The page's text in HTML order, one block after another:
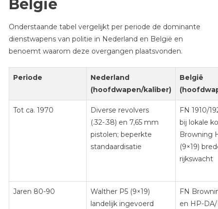
België
Onderstaande tabel vergelijkt per periode de dominante
dienstwapens van politie in Nederland en België en
benoemt waarom deze overgangen plaatsvonden.
Periode
Nederland
(hoofdwapen/kaliber)
België
Tot ca. 1970
Diverse revolvers
(.32-.38) en 7,65 mm
pistolen; beperkte
standaardisatie
FN 1910/
bij lokale
Browning
(9×19)
rijkswacht
Jaren 80-90
Walther P5 (9×19)
landelijk ingevoerd
FN
en HP-DA/